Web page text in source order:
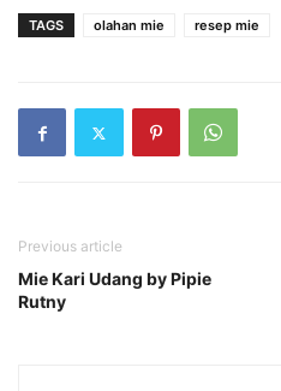
TAGS olahan mie resep mie
Previous article
Mie Kari Udang by Pipie
Rutny